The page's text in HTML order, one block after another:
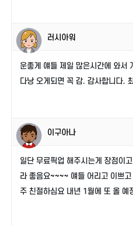
러시아워
운좋게 얘들 제일 많은시간에 와서
다낭 오게되면 꼭 감. 감사합니다.
이구아나
일단 무료픽업 해주시는게 장점이
라 좋음요~~~~ 얘들 어리고 이쁘
주 친절하심요 내년 1월에 또 올 예